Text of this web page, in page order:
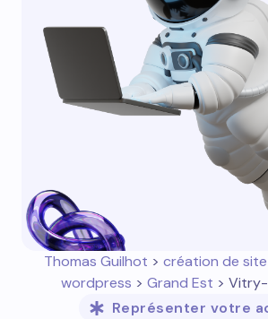
Thomas Guilhot > création de
wordpress > Grand Est >
Représenter votre